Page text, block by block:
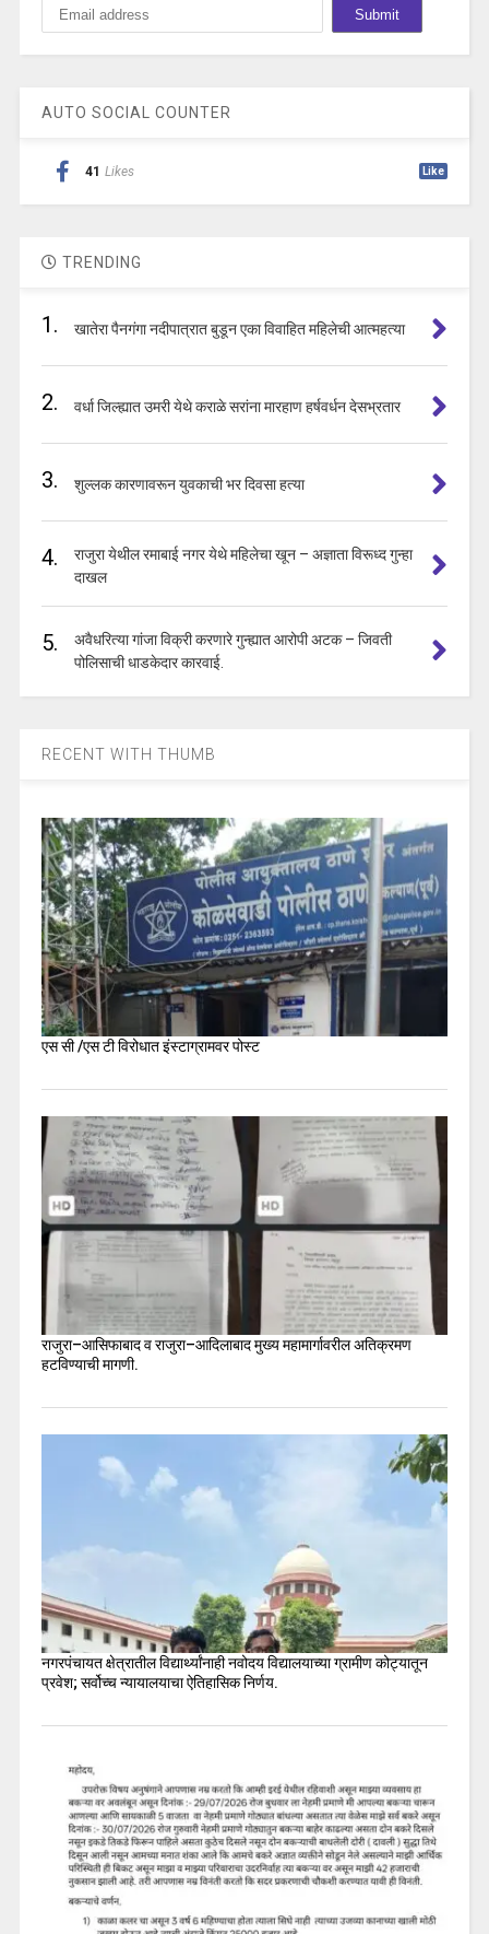
AUTO SOCIAL COUNTER
41 Likes Like
TRENDING
1. खातेरा पैनगंगा नदीपात्रात बुडून एका विवाहित महिलेची आत्महत्या
2. वर्धा जिल्ह्यात उमरी येथे कराळे सरांना मारहाण हर्षवर्धन देसभ्रतार
3. शुल्लक कारणावरून युवकाची भर दिवसा हत्या
4.
राजुरा येथील रमाबाई नगर येथे महिलेचा खून – अज्ञाता विरूध्द गुन्हा
दाखल
5.
अवैधरित्या गांजा विक्री करणारे गुन्ह्यात आरोपी अटक – जिवती
पोलिसाची धाडकेदार कारवाई.
RECENT WITH THUMB
एस सी /एस टी विरोधात इंस्टाग्रामवर पोस्ट
राजुरा–आसिफाबाद व राजुरा–आदिलाबाद मुख्य महामार्गावरील अतिक्रमण
हटविण्याची मागणी.
नगरपंचायत क्षेत्रातील विद्यार्थ्यांनाही नवोदय विद्यालयाच्या ग्रामीण कोट्यातून
प्रवेश; सर्वोच्च न्यायालयाचा ऐतिहासिक निर्णय.